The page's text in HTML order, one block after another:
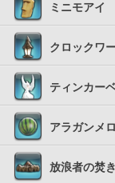
ミニモアイ
クロックワ
ティンカー
アラガンメ
放浪者の焚